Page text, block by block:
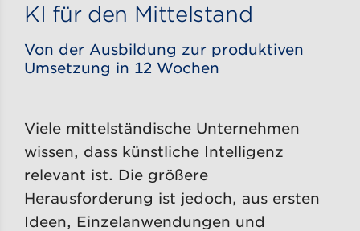
KI für den Mittelstand
Von der Ausbildung zur produktiven
Umsetzung in 12 Wochen
Viele mittelständische Unternehmen
wissen, dass künstliche Intelligenz
relevant ist. Die größere
Herausforderung ist jedoch, aus ersten
Ideen, Einzelanwendungen und